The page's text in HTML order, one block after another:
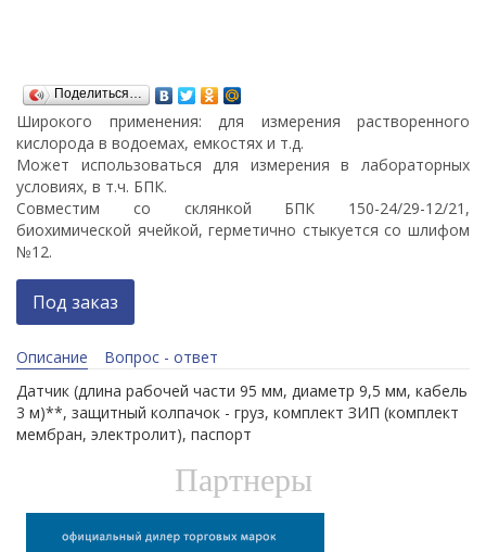
Поделиться…
Широкого применения: для измерения растворенного
кислорода в водоемах, емкостях и т.д.
Может использоваться для измерения в лабораторных
условиях, в т.ч. БПК.
Совместим со склянкой БПК 150-24/29-12/21,
биохимической ячейкой, герметично стыкуется со шлифом
№12.
Под заказ
Описание
Вопрос - ответ
Датчик (длина рабочей части 95 мм, диаметр 9,5 мм, кабель
3 м)**, защитный колпачок - груз, комплект ЗИП (комплект
мембран, электролит), паспорт
Партнеры